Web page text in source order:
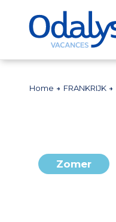
Home FRANKRIJK
Zomer